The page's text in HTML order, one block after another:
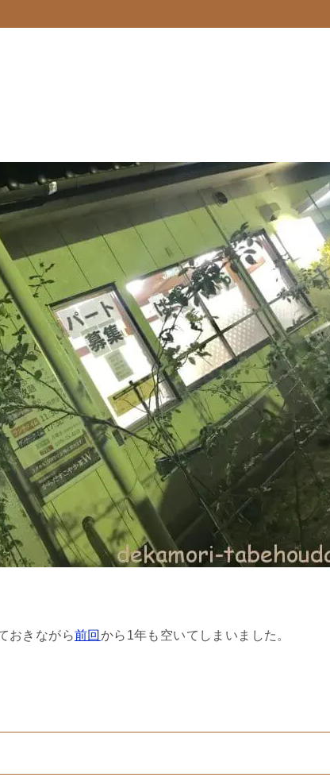
おきながら前回 から1年も空いてしまいました。